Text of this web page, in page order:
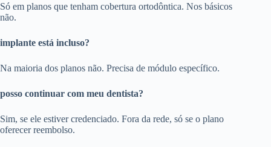
Só em planos que tenham cobertura ortodôntica. Nos básicos
não.
implante está incluso?
Na maioria dos planos não. Precisa de módulo específico.
posso continuar com meu dentista?
Sim, se ele estiver credenciado. Fora da rede, só se o plano
oferecer reembolso.